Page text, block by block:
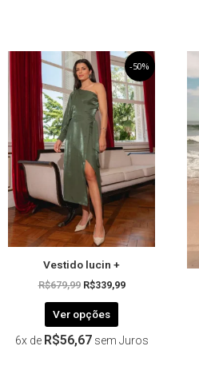
-50%
Vestido lucin +
R$679,99
O
preço
original
era:
R$679,99.
R$339,99
O
preço
atual
é:
R$339,99.
Ver opções
Este
produto
tem
várias
variantes.
As
opções
podem
ser
escolhidas
na
página
do
produto
6x de R$56,67 sem Juros